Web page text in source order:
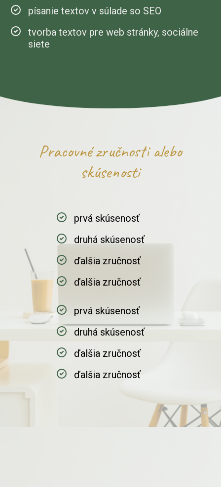
písanie textov v súlade so SEO
tvorba textov pre web stránky, sociálne
siete
Pracovné zručnosti alebo
skúsenosti
prvá skúsenosť
druhá skúsenosť
ďalšia zručnosť
ďalšia zručnosť
prvá skúsenosť
druhá skúsenosť
ďalšia zručnosť
ďalšia zručnosť